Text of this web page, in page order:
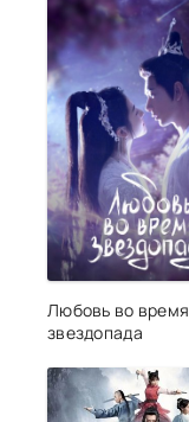
Любовь во время
звездопада